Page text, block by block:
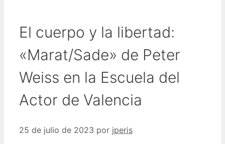
El cuerpo y la libertad:
«Marat/Sade» de Peter
Weiss en la Escuela del
Actor de Valencia
25 de julio de 2023 por jperis